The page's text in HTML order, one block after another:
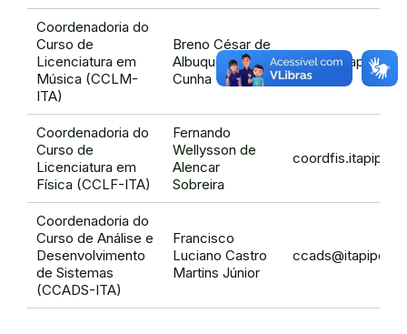
Coordenadoria do
Curso de
Licenciatura em
Música (CCLM-
ITA)
Breno César de
Albuquerque
Cunha
Coordenadoria do
Curso de
Licenciatura em
Física (CCLF-ITA)
Fernando
Wellysson de
Alencar
Sobreira
Coordenadoria do
Curso de Análise e
Desenvolvimento
de Sistemas
(CCADS-ITA)
Francisco
Luciano Castro
Martins Júnior